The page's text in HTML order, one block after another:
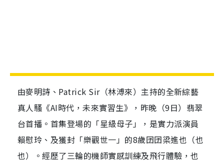
由麥明詩、Patrick Sir（林溥來）主持的全新綜藝
真人騷《AI時代，未來實習生》，昨晚（9日）翡翠
台首播。首集登場的「星級母子」，是實力派演員
賴慰玲、及獲封「樂觀世一」的8歲囝囝梁進也（也
也）。經歷了三輪的機師實感訓練及飛行體驗，也